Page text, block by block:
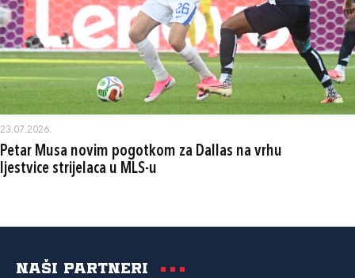
23.07.2026.
Petar Musa novim pogotkom za Dallas na vrhu
ljestvice strijelaca u MLS-u
Naši partneri